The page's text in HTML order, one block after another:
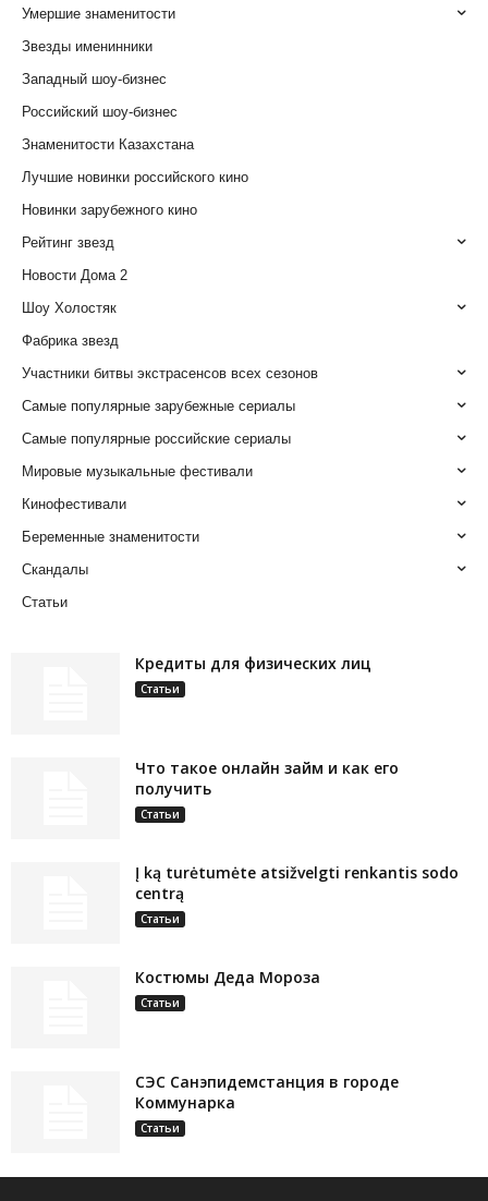
Умершие знаменитости
Звезды именинники
Западный шоу-бизнес
Российский шоу-бизнес
Знаменитости Казахстана
Лучшие новинки российского кино
Новинки зарубежного кино
Рейтинг звезд
Новости Дома 2
Шоу Холостяк
Фабрика звезд
Участники битвы экстрасенсов всех сезонов
Самые популярные зарубежные сериалы
Самые популярные российские сериалы
Мировые музыкальные фестивали
Кинофестивали
Беременные знаменитости
Скандалы
Статьи
Кредиты для физических лиц
Статьи
Что такое онлайн займ и как его
получить
Статьи
Į ką turėtumėte atsižvelgti renkantis sodo
centrą
Статьи
Костюмы Деда Мороза
Статьи
СЭС Санэпидемстанция в городе
Коммунарка
Статьи